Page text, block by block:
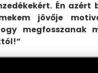
Én azért
jövője
megfosszanak